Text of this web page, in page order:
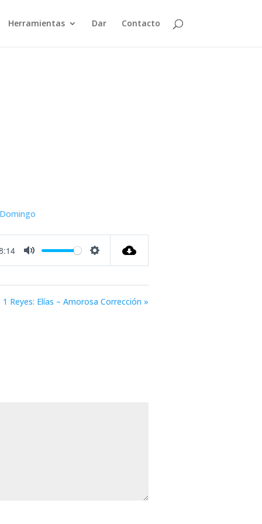
Herramientas Dar Contacto
1 Reyes: Elías – Amorosa Corrección »